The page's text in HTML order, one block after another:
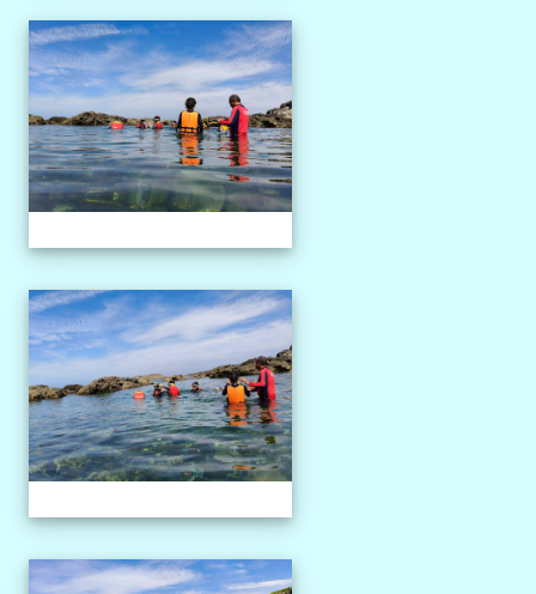
1150527獨木舟課程
1150527獨木舟課程
1150527獨木舟課程